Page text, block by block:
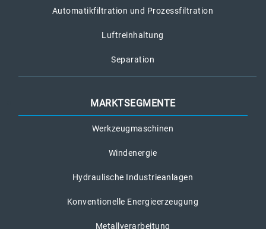
Automatikfiltration und Prozessfiltration
Luftreinhaltung
Separation
MARKTSEGMENTE
Werkzeugmaschinen
Windenergie
Hydraulische Industrieanlagen
Konventionelle Energieerzeugung
Metallverarbeitung